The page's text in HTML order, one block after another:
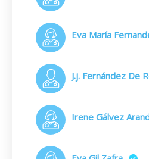
Eva María
J.j. Fernández De
Irene Gálvez